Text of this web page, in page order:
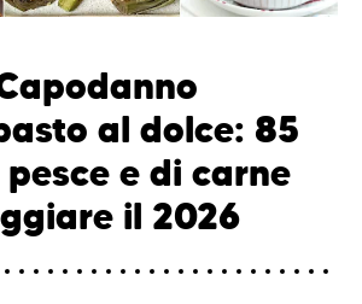
al dolce: 85
e di carne
il 2026